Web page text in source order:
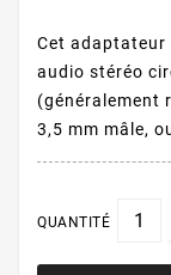
Cet adaptateur
audio stéréo
(généralement
3,5 mm mâle,
QUANTITÉ